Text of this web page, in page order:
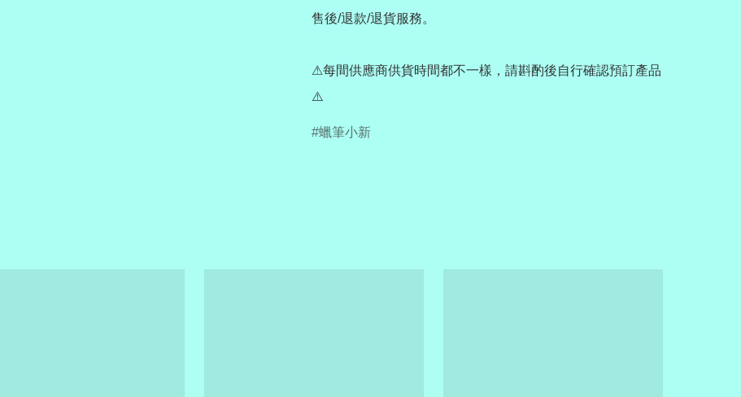
售後/退款/退貨服務。
⚠每間供應商供貨時間都不一樣，請斟酌後自行確認預訂產品
⚠️
蠟筆小新